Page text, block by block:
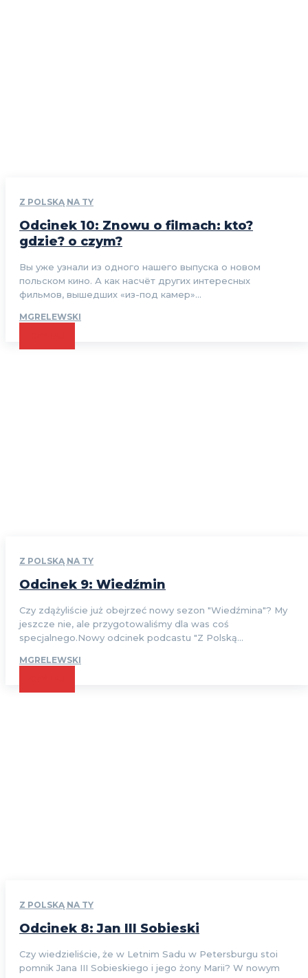
Z POLSKĄ NA TY
Odcinek 10: Znowu o filmach: kto?
gdzie? o czym?
Вы уже узнали из одного нашего выпуска о новом
польском кино. А как насчёт других интересных
фильмов, вышедших «из-под камер»...
MGRELEWSKI
Z POLSKĄ NA TY
Odcinek 9: Wiedźmin
Czy zdążyliście już obejrzeć nowy sezon "Wiedźmina"? My
jeszcze nie, ale przygotowaliśmy dla was coś
specjalnego.Nowy odcinek podcastu "Z Polską...
MGRELEWSKI
Z POLSKĄ NA TY
Odcinek 8: Jan III Sobieski
Czy wiedzieliście, że w Letnim Sadu w Petersburgu stoi
pomnik Jana III Sobieskiego i jego żony Marii? W nowym